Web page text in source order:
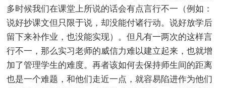
多时候我们在课堂上所说的话会有点言行不一（例如：
说好抄课文但只限于说，却没能付诸行动。说好放学后
留下来补作业，也没能实现）。但凡有一两次的这样言
行不一，那么实习老师的威信力难以建立起来，也就增
加了管理学生的难度。再者该如何去保持师生间的距离
也是一个难题，和他们走近一点，就容易陷进作为他们